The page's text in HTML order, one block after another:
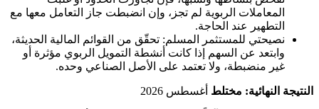
المعاملات الربوية لم تجز، وإن انضبطت جاز التعامل معها مع
التطهير عند الحاجة.
نصيحتي للمستثمر المسلم: تحقّق من القوائم المالية الحديثة،
وابتعد عن السهم إذا كانت أنشطة التمويل الربوي مؤثرة أو
غير منضبطة، ولا تعتمد على الأصل الصناعي وحده.
النتيجة النهائية: مختلطأغسطس 2026